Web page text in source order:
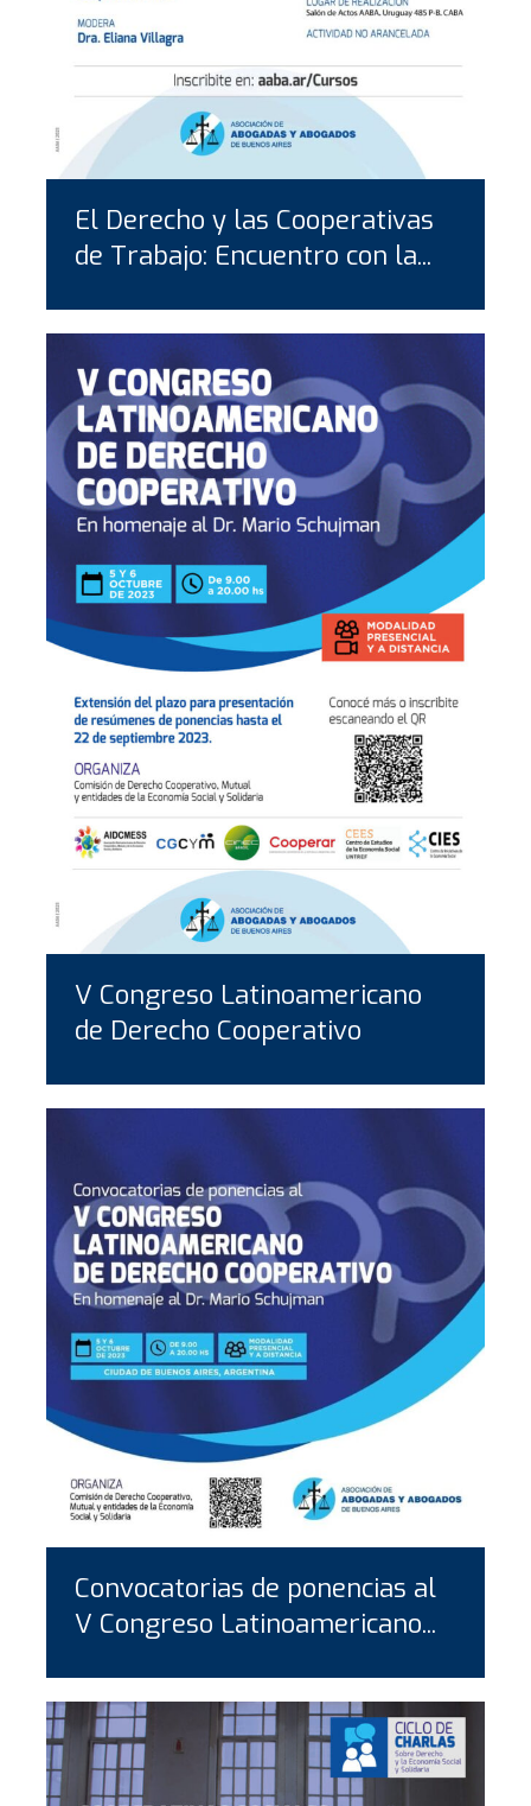
El Derecho y las Cooperativas
de Trabajo: Encuentro con la...
V Congreso Latinoamericano
de Derecho Cooperativo
Convocatorias de ponencias al
V Congreso Latinoamericano...